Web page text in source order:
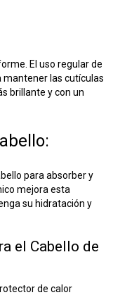
El uso regular de
mantener las cutículas
brillante y con un
para absorber y
mejora esta
su hidratación y
el Cabello de
de calor